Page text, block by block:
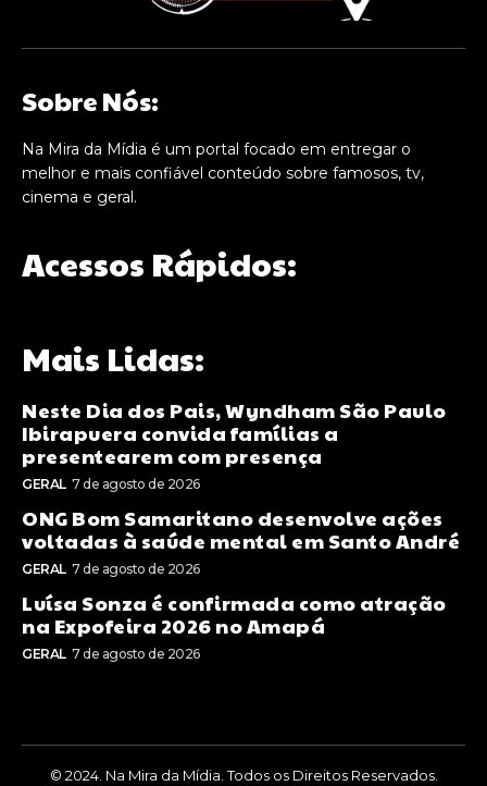
Sobre Nós:
Na Mira da Mídia é um portal focado em entregar o
melhor e mais confiável conteúdo sobre famosos, tv,
cinema e geral.
Acessos Rápidos:
Mais Lidas:
Neste Dia dos Pais, Wyndham São Paulo
Ibirapuera convida famílias a
presentearem com presença
GERAL 7 de agosto de 2026
ONG Bom Samaritano desenvolve ações
voltadas à saúde mental em Santo André
GERAL 7 de agosto de 2026
Luísa Sonza é confirmada como atração
na Expofeira 2026 no Amapá
GERAL 7 de agosto de 2026
© 2024. Na Mira da Mídia. Todos os Direitos Reservados.